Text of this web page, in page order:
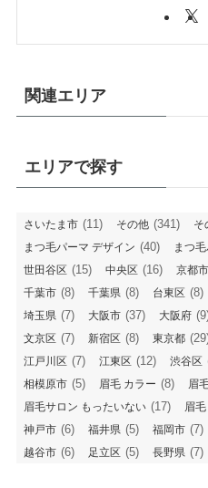
関連エリア
エリアで探す
さいたま市 (11) その他 (341) そ
まつ毛パーマ デザイン (40) まつ
世田谷区 (15) 中央区 (16) 京都市
千葉市 (8) 千葉県 (8) 台東区 (8)
埼玉県 (7) 大阪市 (37) 大阪府
文京区 (7) 新宿区 (8) 東京都
江戸川区 (7) 江東区 (12) 渋谷区
相模原市 (5) 眉毛 カラー (8) 眉
眉毛サロン もったいない (17) 眉
神戸市 (6) 福井県 (5) 福岡市 (7)
越谷市 (6) 足立区 (5) 長野県 (7)